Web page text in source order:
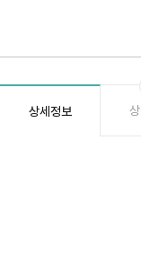
상세정보